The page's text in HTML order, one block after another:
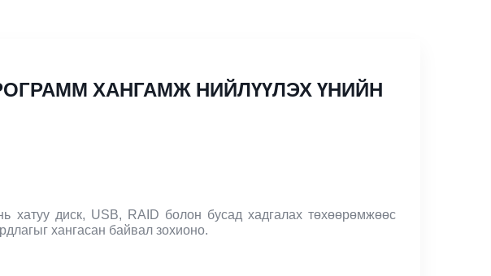
ХАНГАМЖ НИЙЛҮҮЛЭХ ҮНИЙН
хатуу диск, USB, RAID болон бусад хадгалах төхөөрөмжөөс
хангасан байвал зохионо.